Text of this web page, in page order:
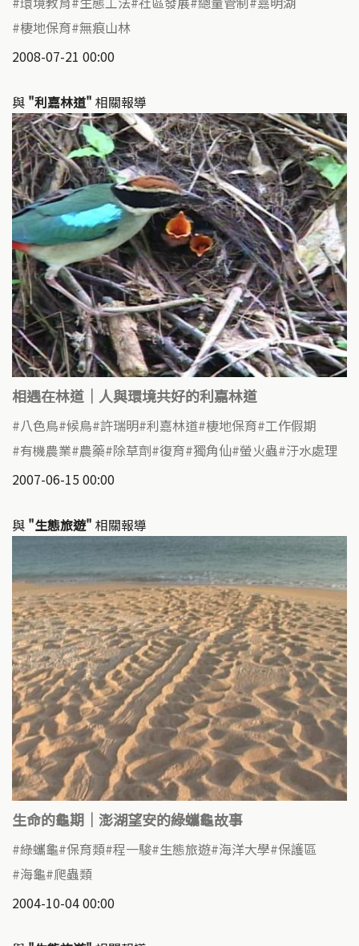
棲地保育 無痕山林
2008-07-21 00:00
與 "利嘉林道" 相關報導
相遇在林道｜人與環境共好的利嘉林道
八色鳥 候鳥 許瑞明 利嘉林道 棲地保育 工作假期
有機農業 農藥 除草劑 復育 獨角仙 螢火蟲 汙水處理
2007-06-15 00:00
與 "生態旅遊" 相關報導
生命的龜期｜澎湖望安的綠蠵龜故事
綠蠵龜 保育類 程一駿 生態旅遊 海洋大學 保護區
海龜 爬蟲類
2004-10-04 00:00